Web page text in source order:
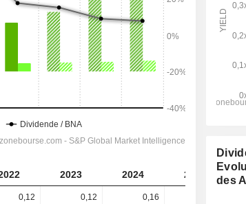
2023 2024 2025
0,12 0,12 0,16
des